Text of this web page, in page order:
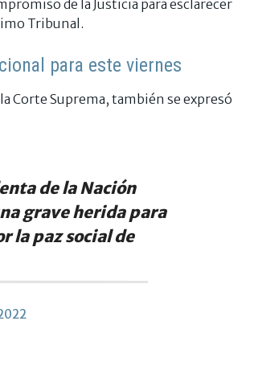
de la Justicia para esclarecer
Tribunal.
para este viernes
Corte Suprema, también se expresó
de la Nación
grave herida para
la paz social de